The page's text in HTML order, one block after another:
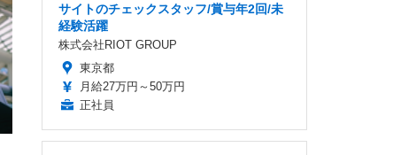
サイトのチェックスタッフ/賞与年2回/未
経験活躍
株式会社RIOT GROUP
東京都
月給27万円～50万円
正社員